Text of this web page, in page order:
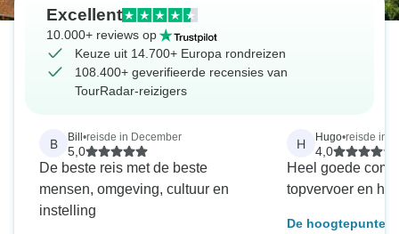
Excellent
10.000+ reviews op
Keuze uit 14.700+ Europa rondreizen
108.400+ geverifieerde recensies van
TourRadar-reizigers
B Bill •reisde in December
5,0
De beste reis met de beste
mensen, omgeving, cultuur en
instelling
H Hugo•reisde in
4,0
Heel goede
topvervoer en
De hoogtepunten